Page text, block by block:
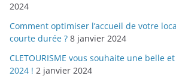
2024
Comment optimiser l’accueil de votre
courte durée ? 8 janvier 2024
CLETOURISME vous souhaite une belle
2024 ! 2 janvier 2024